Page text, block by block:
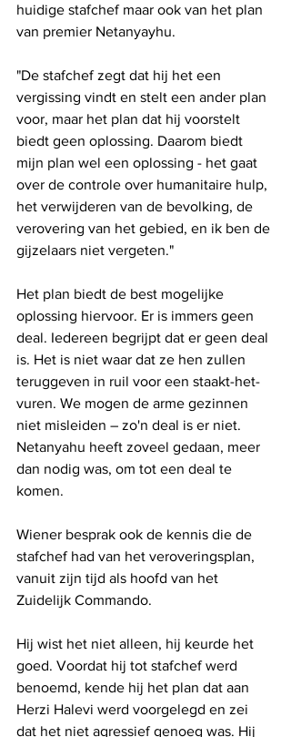
huidige stafchef maar ook van het plan
van premier Netanyayhu.
"De stafchef zegt dat hij het een
vergissing vindt en stelt een ander plan
voor, maar het plan dat hij voorstelt
biedt geen oplossing. Daarom biedt
mijn plan wel een oplossing - het gaat
over de controle over humanitaire hulp,
het verwijderen van de bevolking, de
verovering van het gebied, en ik ben de
gijzelaars niet vergeten."
Het plan biedt de best mogelijke
oplossing hiervoor. Er is immers geen
deal. Iedereen begrijpt dat er geen deal
is. Het is niet waar dat ze hen zullen
teruggeven in ruil voor een staakt-het-
vuren. We mogen de arme gezinnen
niet misleiden – zo'n deal is er niet.
Netanyahu heeft zoveel gedaan, meer
dan nodig was, om tot een deal te
komen.
Wiener besprak ook de kennis die de
stafchef had van het veroveringsplan,
vanuit zijn tijd als hoofd van het
Zuidelijk Commando.
Hij wist het niet alleen, hij keurde het
goed. Voordat hij tot stafchef werd
benoemd, kende hij het plan dat aan
Herzi Halevi werd voorgelegd en zei
dat het niet agressief genoeg was. Hij